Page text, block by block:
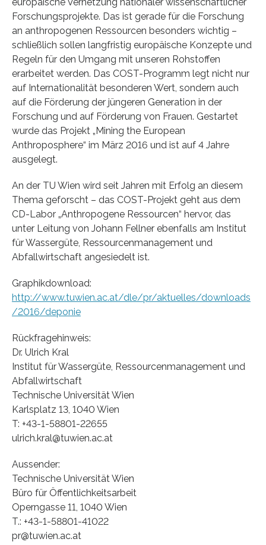
europäische Vernetzung nationaler wissenschaftlicher
Forschungsprojekte. Das ist gerade für die Forschung
an anthropogenen Ressourcen besonders wichtig –
schließlich sollen langfristig europäische Konzepte und
Regeln für den Umgang mit unseren Rohstoffen
erarbeitet werden. Das COST-Programm legt nicht nur
auf Internationalität besonderen Wert, sondern auch
auf die Förderung der jüngeren Generation in der
Forschung und auf Förderung von Frauen. Gestartet
wurde das Projekt „Mining the European
Anthroposphere“ im März 2016 und ist auf 4 Jahre
ausgelegt.
An der TU Wien wird seit Jahren mit Erfolg an diesem
Thema geforscht – das COST-Projekt geht aus dem
CD-Labor „Anthropogene Ressourcen“ hervor, das
unter Leitung von Johann Fellner ebenfalls am Institut
für Wassergüte, Ressourcenmanagement und
Abfallwirtschaft angesiedelt ist.
Graphikdownload:
http://www.tuwien.ac.at/dle/pr/aktuelles/downloads
/2016/deponie
Rückfragehinweis:
Dr. Ulrich Kral
Institut für Wassergüte, Ressourcenmanagement und
Abfallwirtschaft
Technische Universität Wien
Karlsplatz 13, 1040 Wien
T: +43-1-58801-22655
ulrich.kral@tuwien.ac.at
Aussender:
Technische Universität Wien
Büro für Öffentlichkeitsarbeit
Operngasse 11, 1040 Wien
T.: +43-1-58801-41022
pr@tuwien.ac.at